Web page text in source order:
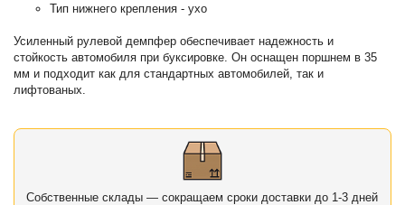
Тип нижнего крепления - ухо
Усиленный рулевой демпфер обеспечивает надежность и
стойкость автомобиля при буксировке. Он оснащен поршнем в 35
мм и подходит как для стандартных автомобилей, так и
лифтованых.
Собственные склады — сокращаем сроки доставки до 1-3 дней